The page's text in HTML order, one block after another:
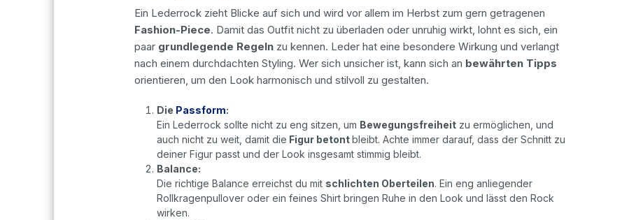
Ein Lederrock zieht Blicke auf sich und wird vor allem im Herbst zum gern getragenen
Fashion-Piece. Damit das Outfit nicht zu überladen oder unruhig wirkt, lohnt es sich, ein
paar grundlegende Regeln zu kennen. Leder hat eine besondere Wirkung und verlangt
nach einem durchdachten Styling. Wer sich unsicher ist, kann sich an bewährten Tipps
orientieren, um den Look harmonisch und stilvoll zu gestalten.
Die Passform:
Ein Lederrock sollte nicht zu eng sitzen, um Bewegungsfreiheit zu ermöglichen, und
auch nicht zu weit, damit die Figur betontbleibt. Achte immer darauf, dass der Schnitt zu
deiner Figur passt und der Look insgesamt stimmig bleibt.
Balance:
Die richtige Balance erreichst du mit schlichten Oberteilen. Ein eng anliegender
Rollkragenpullover oder ein feines Shirt bringen Ruhe in den Look und lässt den Rock
wirken.